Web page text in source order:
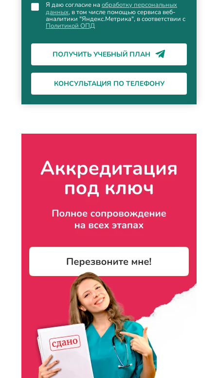
Я даю согласие на обработку персональных
данных, в том числе помощью сервиса веб-
аналитики "Яндекс.Метрика", в соответствии с
Политикой ОПД
ПОЛУЧИТЬ УЧЕБНЫЙ ПЛАН
КОНСУЛЬТАЦИЯ ПО ТЕЛЕФОНУ